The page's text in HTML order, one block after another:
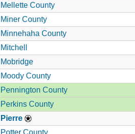
Mellette County
Miner County
Minnehaha County
Mitchell
Mobridge
Moody County
Pennington County
Perkins County
Pierre
Potter County